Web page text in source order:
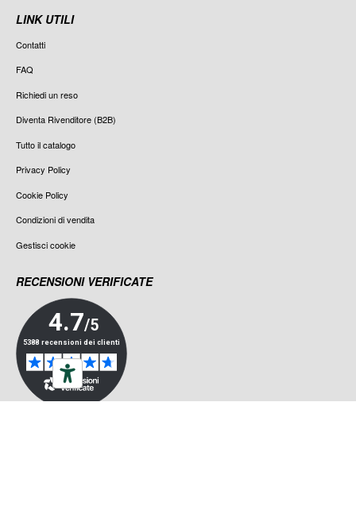
LINK UTILI
Contatti
FAQ
Richiedi un reso
Diventa Rivenditore (B2B)
Tutto il catalogo
Privacy Policy
Cookie Policy
Condizioni di vendita
Gestisci cookie
RECENSIONI VERIFICATE